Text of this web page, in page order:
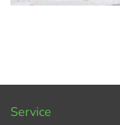
Service